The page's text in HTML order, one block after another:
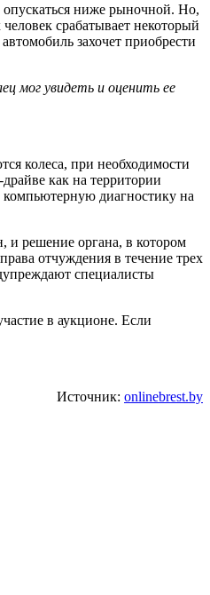
опускаться ниже рыночной. Но,
срабатывает некоторый
захочет приобрести
мог увидеть и оценить ее
колеса, при необходимости
как на территории
диагностику на
и решение органа, в котором
отчуждения в течение трех
специалисты
в аукционе. Если
Источник: onlinebrest.by